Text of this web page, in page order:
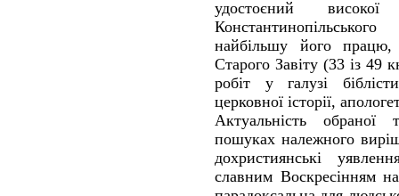
удостоєний
найбільшу його
Старого Завіту (33 із 49
робіт у галузі
церковної історії,
Актуальність
пошуках належного
дохристиянські
славним Воскресінням